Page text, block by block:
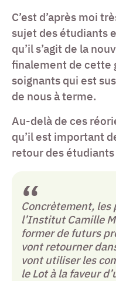
C’est d’après moi
sujet des étudiants
qu’il s’agit de la
finalement de cette
soignants qui est
de nous à terme.
Au-delà de ces
qu’il est important
retour des étudiants
Concrètement, les
l’Institut Camille
former de futurs
vont retourner
vont utiliser les
le Lot à la faveur